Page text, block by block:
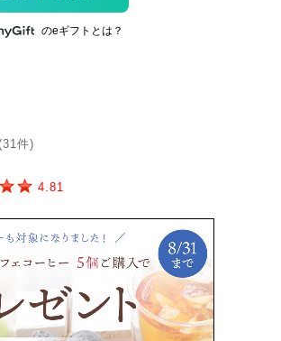
のeギフトとは？
件)
4.81